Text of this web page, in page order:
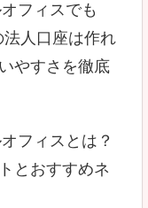
フィスでも
人口座は作れ
やすさを徹底
フィスとは？
とおすすめネ